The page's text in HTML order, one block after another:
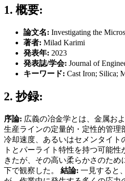
1. 概要:
論文名: Investigating the
著者: Milad Karimi
発表年: 2023
発表誌/学会: Journal of
キーワード: Cast Iron; Silica;
2. 抄録:
序論: 広義の冶金学とは、金属お
生産ラインの定量的・定性的管理
冷却速度、あるいはセメンタイト
トとパーライト特性を持つ可能性
きたが、その高い柔らかさのた
下で観察した。 結論: 一見すると